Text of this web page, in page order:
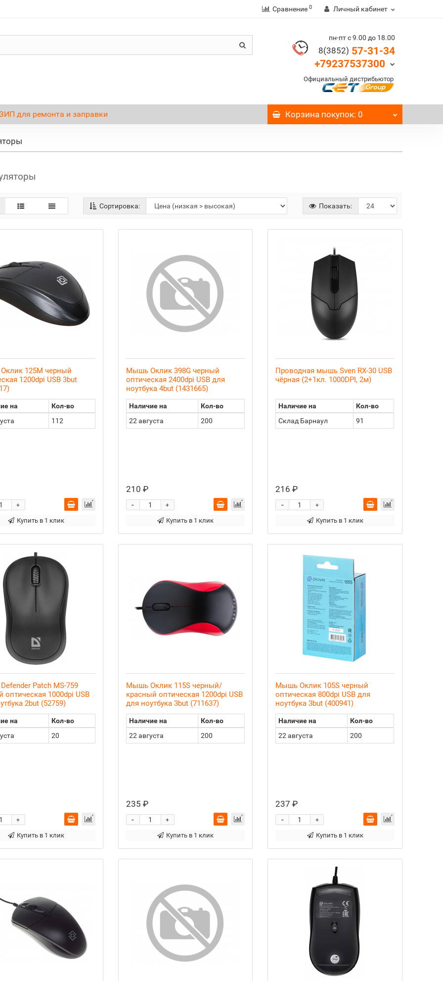
Сравнение 0 Личный кабинет
пн-пт с 9.00 до 18.00
8(3852) 57-31-34
+79237537300
Официальный дистрибьютор
для ремонта и заправки Корзина покупок: 0
Сортировка: Показать:
125M черный
1200dpi USB 3but
на
Кол-во
112
+
Купить в 1 клик
Мышь Оклик 398G черный
оптическая 2400dpi USB для
ноутбука 4but (1431665)
Наличие на
Кол-во
22 августа
200
210 ₽
+
-
Купить в 1 клик
Проводная мышь Sven RX-30 USB
чёрная (2+1кл. 1000DPI, 2м)
Наличие на
Кол-во
Склад Барнаул
91
216 ₽
+
-
Купить в 1 клик
Patch MS-759
оптическая 1000dpi USB
2but (52759)
на
Кол-во
20
+
Купить в 1 клик
Мышь Оклик 115S черный/
красный оптическая 1200dpi USB
для ноутбука 3but (711637)
Наличие на
Кол-во
22 августа
200
235 ₽
+
-
Купить в 1 клик
Мышь Оклик 105S черный
оптическая 800dpi USB для
ноутбука 3but (400941)
Наличие на
Кол-во
22 августа
200
237 ₽
+
-
Купить в 1 клик